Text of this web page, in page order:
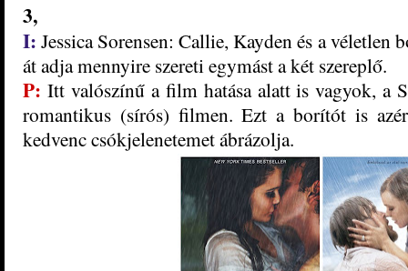
3,
I: Jessica Sorensen:Callie, Kayden és a véletlen
át adja mennyire szereti egymást a két szereplő.
P: Itt valószínű a film hatása alatt is vagyok, a S
romantikus (sírós) filmen. Ezt a borítót is
kedvenc csókjelenetemet ábrázolja.